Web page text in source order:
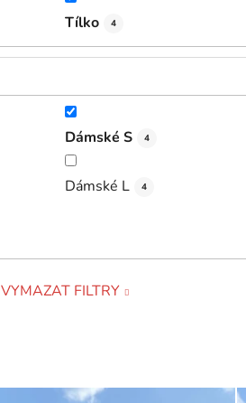
Tílko 4
Dámské S 4
Dámské L 4
VYMAZAT FILTRY